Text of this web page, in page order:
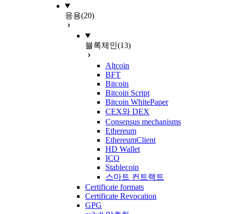
응용(20)
블록체인(13)
Altcoin
BFT
Bitcoin
Bitcoin Script
Bitcoin WhitePaper
CEX와 DEX
Consensus mechanisms
Ethereum
EthereumClient
HD Wallet
ICO
Stablecoin
스마트 컨트랙트
Certificate formats
Certificate Revocation
GPG